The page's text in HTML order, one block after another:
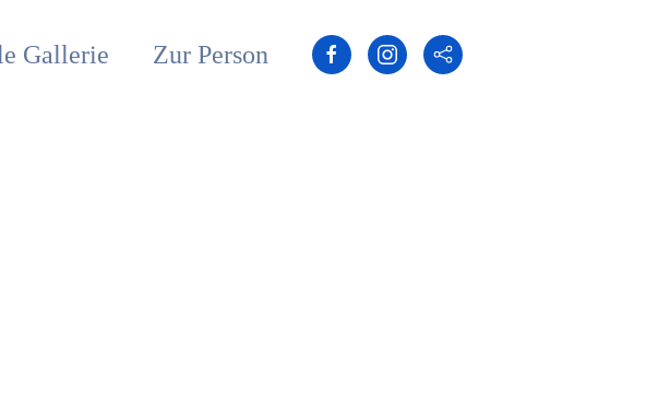
Gallerie Zur Person